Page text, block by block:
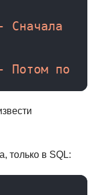
Потом по
только в SQL: